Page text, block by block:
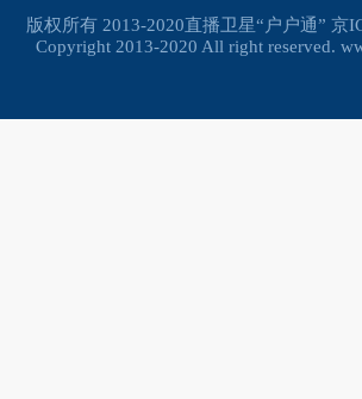
版权所有 2013-2020直播卫星“户户通” 京
Copyright 2013-2020 All right reserved.